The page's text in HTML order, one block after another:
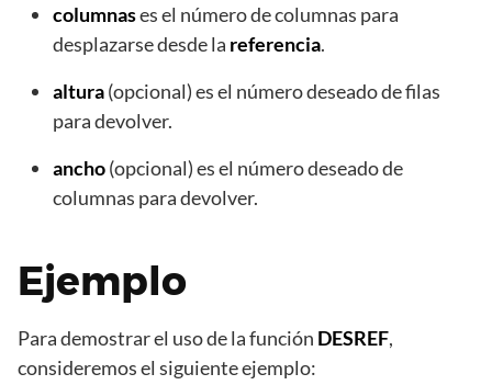
columnases el número de columnas para
desplazarse desde la referencia.
altura(opcional) es el número deseado de filas
para devolver.
ancho(opcional) es el número deseado de
columnas para devolver.
Ejemplo
Para demostrar el uso de la función DESREF,
consideremos el siguiente ejemplo: